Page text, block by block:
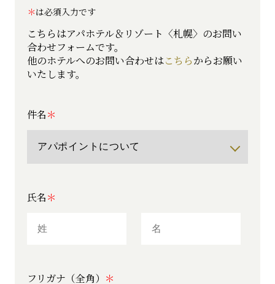
は必須入力です
こちらはアパホテル＆リゾート〈札幌〉のお問い
合わせフォームです。
他のホテルへのお問い合わせはこちらからお願い
いたします。
件名
氏名
フリガナ（全角）